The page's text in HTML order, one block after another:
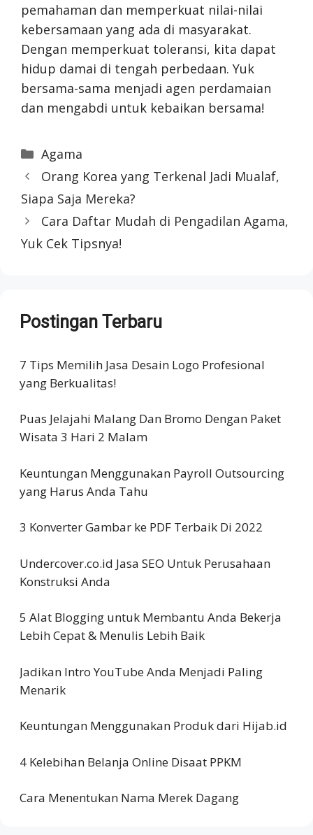
pemahaman dan memperkuat nilai-nilai
kebersamaan yang ada di masyarakat.
Dengan memperkuat toleransi, kita dapat
hidup damai di tengah perbedaan. Yuk
bersama-sama menjadi agen perdamaian
dan mengabdi untuk kebaikan bersama!
Categories
Agama
Orang Korea yang Terkenal Jadi Mualaf,
Siapa Saja Mereka?
Cara Daftar Mudah di Pengadilan Agama,
Yuk Cek Tipsnya!
Postingan Terbaru
7 Tips Memilih Jasa Desain Logo Profesional
yang Berkualitas!
Puas Jelajahi Malang Dan Bromo Dengan Paket
Wisata 3 Hari 2 Malam
Keuntungan Menggunakan Payroll Outsourcing
yang Harus Anda Tahu
3 Konverter Gambar ke PDF Terbaik Di 2022
Undercover.co.id Jasa SEO Untuk Perusahaan
Konstruksi Anda
5 Alat Blogging untuk Membantu Anda Bekerja
Lebih Cepat & Menulis Lebih Baik
Jadikan Intro YouTube Anda Menjadi Paling
Menarik
Keuntungan Menggunakan Produk dari Hijab.id
4 Kelebihan Belanja Online Disaat PPKM
Cara Menentukan Nama Merek Dagang